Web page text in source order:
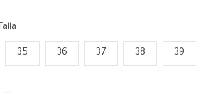
Talla
35 36 37 38 39